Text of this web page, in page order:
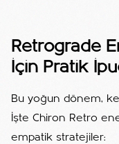
Retrograde
İçin Pratik
Bu yoğun dönem,
İşte Chiron Retro
empatik stratejiler: